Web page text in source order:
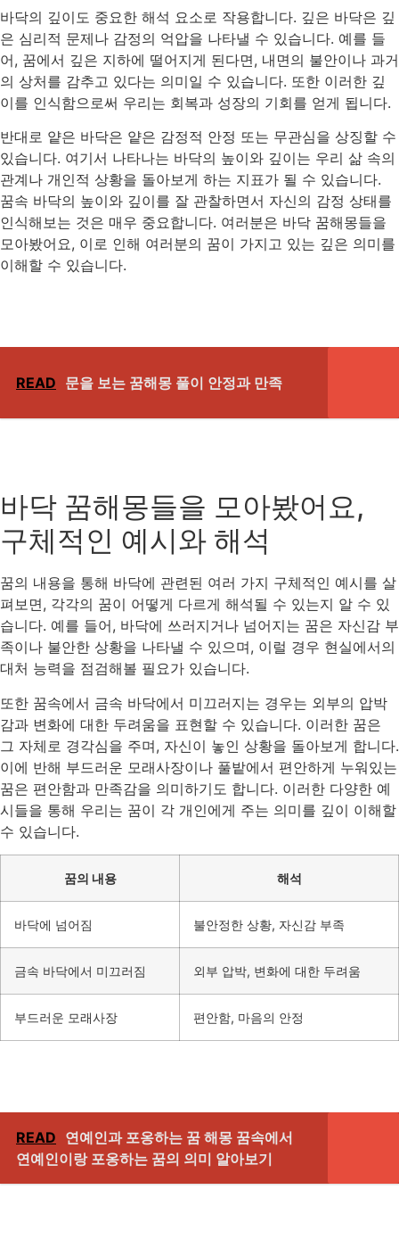
바닥의 깊이도 중요한 해석 요소로 작용합니다. 깊은 바닥은 깊
은 심리적 문제나 감정의 억압을 나타낼 수 있습니다. 예를 들
어, 꿈에서 깊은 지하에 떨어지게 된다면, 내면의 불안이나 과거
의 상처를 감추고 있다는 의미일 수 있습니다. 또한 이러한 깊
이를 인식함으로써 우리는 회복과 성장의 기회를 얻게 됩니다.
반대로 얕은 바닥은 얕은 감정적 안정 또는 무관심을 상징할 수
있습니다. 여기서 나타나는 바닥의 높이와 깊이는 우리 삶 속의
관계나 개인적 상황을 돌아보게 하는 지표가 될 수 있습니다.
꿈속 바닥의 높이와 깊이를 잘 관찰하면서 자신의 감정 상태를
인식해보는 것은 매우 중요합니다. 여러분은 바닥 꿈해몽들을
모아봤어요, 이로 인해 여러분의 꿈이 가지고 있는 깊은 의미를
이해할 수 있습니다.
READ 문을 보는 꿈해몽 풀이 안정과 만족
바닥 꿈해몽들을 모아봤어요,
구체적인 예시와 해석
꿈의 내용을 통해 바닥에 관련된 여러 가지 구체적인 예시를 살
펴보면, 각각의 꿈이 어떻게 다르게 해석될 수 있는지 알 수 있
습니다. 예를 들어, 바닥에 쓰러지거나 넘어지는 꿈은 자신감 부
족이나 불안한 상황을 나타낼 수 있으며, 이럴 경우 현실에서의
대처 능력을 점검해볼 필요가 있습니다.
또한 꿈속에서 금속 바닥에서 미끄러지는 경우는 외부의 압박
감과 변화에 대한 두려움을 표현할 수 있습니다. 이러한 꿈은
그 자체로 경각심을 주며, 자신이 놓인 상황을 돌아보게 합니다.
이에 반해 부드러운 모래사장이나 풀밭에서 편안하게 누워있는
꿈은 편안함과 만족감을 의미하기도 합니다. 이러한 다양한 예
시들을 통해 우리는 꿈이 각 개인에게 주는 의미를 깊이 이해할
수 있습니다.
꿈의 내용 해석
바닥에 넘어짐 불안정한 상황, 자신감 부족
금속 바닥에서 미끄러짐 외부 압박, 변화에 대한 두려움
부드러운 모래사장 편안함, 마음의 안정
READ 연예인과 포옹하는 꿈 해몽 꿈속에서
연예인이랑 포옹하는 꿈의 의미 알아보기